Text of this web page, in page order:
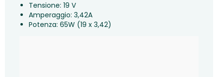
Tensione: 19 V
Amperaggio: 3,42A
Potenza: 65W (19 x 3,42)